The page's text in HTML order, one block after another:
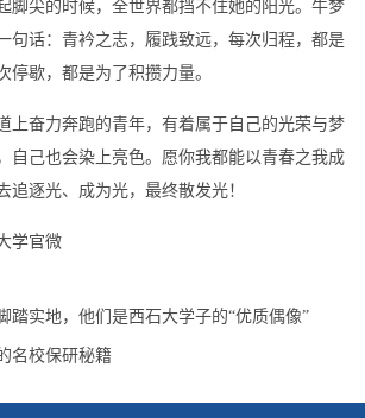
脚尖的时候，全世界都挡不住她的阳光。牛梦
句话：青衿之志，履践致远，每次归程，都是
停歇，都是为了积攒力量。
上奋力奔跑的青年，有着属于自己的光荣与梦
自己也会染上亮色。愿你我都能以青春之我成
追逐光、成为光，最终散发光！
学官微
踏实地，他们是西石大学子的“优质偶像”
名校保研秘籍